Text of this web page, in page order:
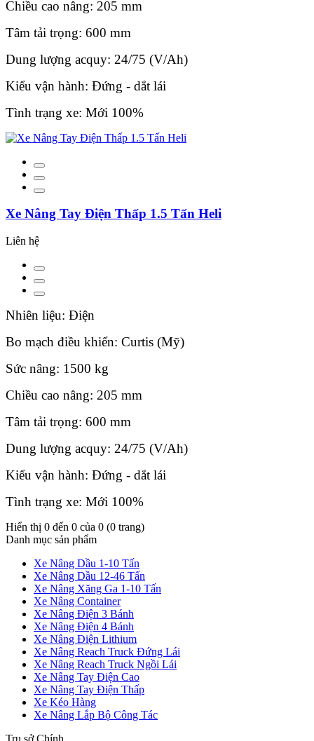
Chiều cao nâng: 205 mm
Tâm tải trọng: 600 mm
Dung lượng acquy: 24/75 (V/Ah)
Kiểu vận hành: Đứng - dắt lái
Tình trạng xe: Mới 100%
Xe Nâng Tay Điện Thấp 1.5 Tấn Heli
Liên hệ
Nhiên liệu: Điện
Bo mạch điều khiển: Curtis (Mỹ)
Sức nâng: 1500 kg
Chiều cao nâng: 205 mm
Tâm tải trọng: 600 mm
Dung lượng acquy: 24/75 (V/Ah)
Kiểu vận hành: Đứng - dắt lái
Tình trạng xe: Mới 100%
Hiển thị 0 đến 0 của 0 (0 trang)
Danh mục sản phẩm
Xe Nâng Dầu 1-10 Tấn
Xe Nâng Dầu 12-46 Tấn
Xe Nâng Xăng Ga 1-10 Tấn
Xe Nâng Container
Xe Nâng Điện 3 Bánh
Xe Nâng Điện 4 Bánh
Xe Nâng Điện Lithium
Xe Nâng Reach Truck Đứng Lái
Xe Nâng Reach Truck Ngồi Lái
Xe Nâng Tay Điện Cao
Xe Nâng Tay Điện Thấp
Xe Kéo Hàng
Xe Nâng Lắp Bộ Công Tác